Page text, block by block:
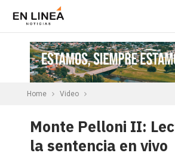
Home Video
Monte Pelloni II:
la sentencia en vivo